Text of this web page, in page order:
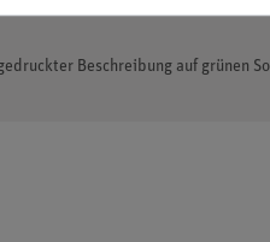
Beschreibung auf grünen